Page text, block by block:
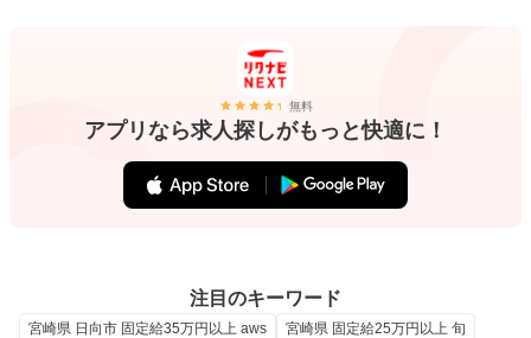
無料
アプリなら求人探しがもっと快適に！
注目のキーワード
宮崎県 日向市 固定給35万円以上 aws
宮崎県 固定給25万円以上 旬